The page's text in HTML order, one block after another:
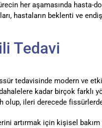
her aşamasında
hastaların beklenti ve
Tedavi
tedavisinde modern ve
kadar birçok farklı
ileri derecede
artırmak için kişisel